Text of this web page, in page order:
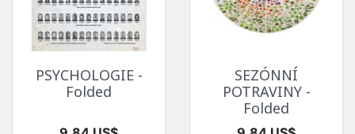
PSYCHOLOGIE -
Folded
SEZÓNNÍ
POTRAVINY -
Folded